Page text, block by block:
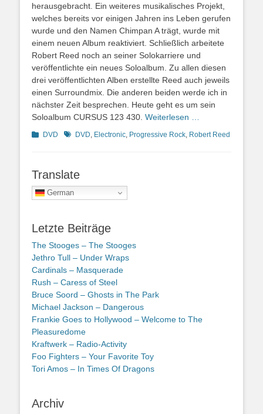
herausgebracht. Ein weiteres musikalisches Projekt,
welches bereits vor einigen Jahren ins Leben gerufen
wurde und den Namen Chimpan A trägt, wurde mit
einem neuen Album reaktiviert. Schließlich arbeitete
Robert Reed noch an seiner Solokarriere und
veröffentlichte ein neues Soloalbum. Zu allen diesen
drei veröffentlichten Alben erstellte Reed auch jeweils
einen Surroundmix. Die anderen beiden werde ich in
nächster Zeit besprechen. Heute geht es um sein
Soloalbum CURSUS 123 430. Weiterlesen …
Kategorien
DVD Schlagworte
DVD, Electronic, Progressive Rock, Robert Reed
Translate
German
Letzte Beiträge
The Stooges – The Stooges
Jethro Tull – Under Wraps
Cardinals – Masquerade
Rush – Caress of Steel
Bruce Soord – Ghosts in The Park
Michael Jackson – Dangerous
Frankie Goes to Hollywood – Welcome to The
Pleasuredome
Kraftwerk – Radio-Activity
Foo Fighters – Your Favorite Toy
Tori Amos – In Times Of Dragons
Archiv